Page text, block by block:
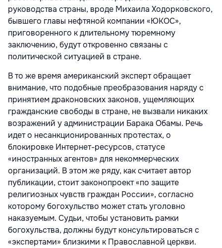
руководства страны, вроде Михаила Ходорковского,
бывшего главы нефтяной компании «ЮКОС»,
приговоренного к длительному тюремному
заключению, будут откровенно связаны с
политической ситуацией в стране.
В то же время американский эксперт обращает
внимание, что подобные преобразования наряду с
принятием драконовских законов, ущемляющих
гражданские свободы в стране, не вызвали никаких
возражений у администрации Барака Обамы. Речь
идет о несанкционированных протестах, о
блокировке Интернет-ресурсов, статусе
«иностранных агентов» для некоммерческих
организаций. В этом же ряду, как считает автор
публикации, стоит законопроект «по защите
религиозных чувств граждан России», согласно
которому богохульство может стать уголовно
наказуемым. Судьи, чтобы установить рамки
богохульства, должны будут консультироваться с
«экспертами» близкими к Православной церкви.